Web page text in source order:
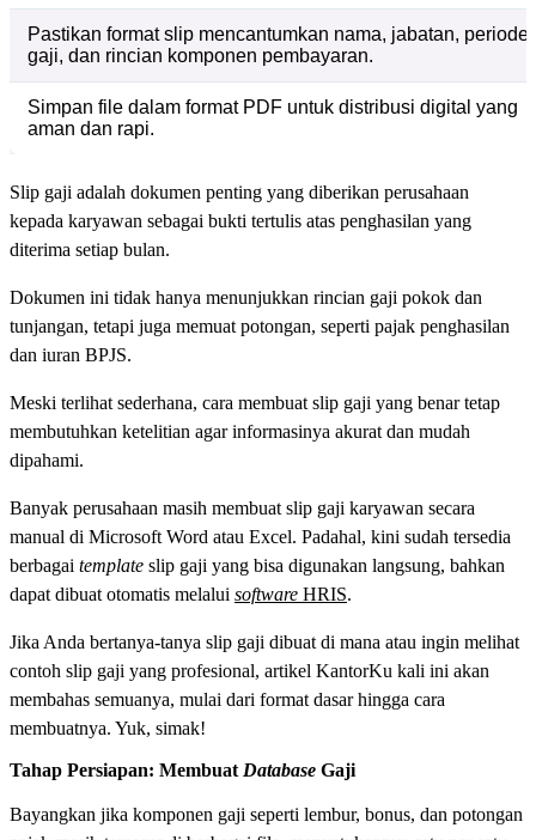
Pastikan format slip mencantumkan nama, jabatan, periode
gaji, dan rincian komponen pembayaran.
Simpan file dalam format PDF untuk distribusi digital yang
aman dan rapi.
Slip gaji adalah dokumen penting yang diberikan perusahaan
kepada karyawan sebagai bukti tertulis atas penghasilan yang
diterima setiap bulan.
Dokumen ini tidak hanya menunjukkan rincian gaji pokok dan
tunjangan, tetapi juga memuat potongan, seperti pajak penghasilan
dan iuran BPJS.
Meski terlihat sederhana, cara membuat slip gaji yang benar tetap
membutuhkan ketelitian agar informasinya akurat dan mudah
dipahami.
Banyak perusahaan masih membuat slip gaji karyawan secara
manual di Microsoft Word atau Excel. Padahal, kini sudah tersedia
berbagai template slip gaji yang bisa digunakan langsung, bahkan
dapat dibuat otomatis melalui software HRIS.
Jika Anda bertanya-tanya slip gaji dibuat di mana atau ingin melihat
contoh slip gaji yang profesional, artikel KantorKu kali ini akan
membahas semuanya, mulai dari format dasar hingga cara
membuatnya. Yuk, simak!
Tahap Persiapan: Membuat Database Gaji
Bayangkan jika komponen gaji seperti lembur, bonus, dan potongan